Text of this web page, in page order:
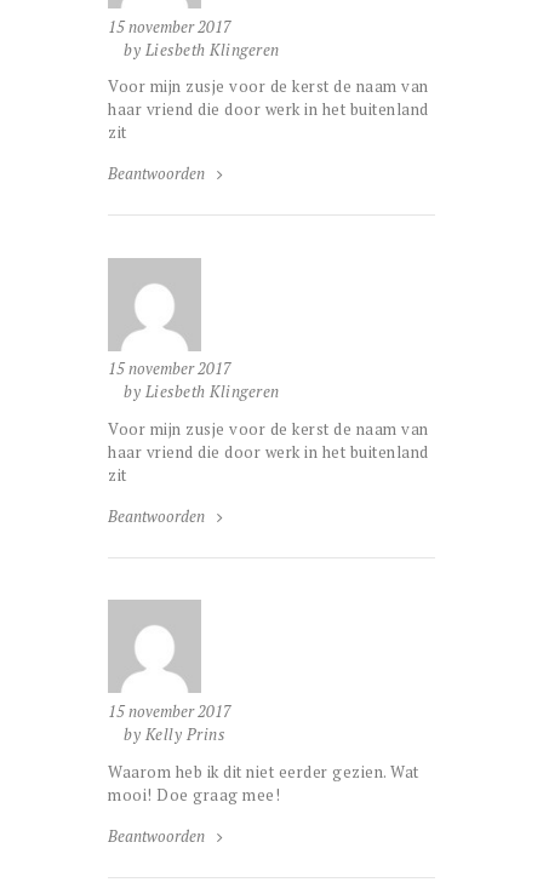
15 november 2017
by Liesbeth Klingeren
Voor mijn zusje voor de kerst de naam van
haar vriend die door werk in het buitenland
zit
Beantwoorden
15 november 2017
by Liesbeth Klingeren
Voor mijn zusje voor de kerst de naam van
haar vriend die door werk in het buitenland
zit
Beantwoorden
15 november 2017
by Kelly Prins
Waarom heb ik dit niet eerder gezien. Wat
mooi! Doe graag mee!
Beantwoorden